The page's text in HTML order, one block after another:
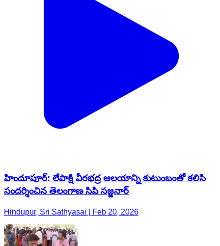
హిందూపూర్‌: లేపాక్షి వీరభద్ర ఆలయాన్ని కుటుంబంతో కలిసి
సందర్శించిన తెలంగాణ సిపి సజ్జనార్
Hindupur, Sri Sathyasai | Feb 20, 2026